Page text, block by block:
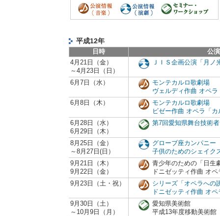
平成12年
日時
公
4月21日（金）
～4月23日（日）
ＪＩＳ企画公演「月ノ
6月7日（水）
モンテカルロ歌劇場
ヴェルディ作曲 オペラ
6月8日（木）
モンテカルロ歌劇場
ビゼー作曲 オペラ「カ
6月28日（水）
6月29日（木）
第7回愛知県舞台技術
8月25日（金）
～8月27日(日）
グローブ座カンパニー
子供のためのシェイク
9月21日（木）
9月22日（金）
青少年のための「日生
ドニゼッティ作曲 オ
9月23日（土・祝）
シリーズ「オペラへの
ドニゼッティ作曲 オ
9月30日（土）
～10月9日（月）
愛知県美術館
平成13年度移動美術館